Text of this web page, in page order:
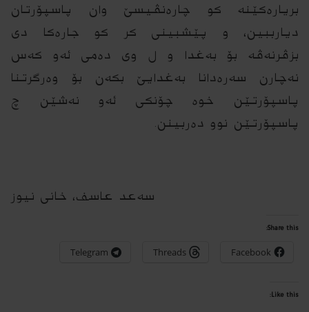
بریارەکێنە کو چارەنڤیسێ وان پاسپۆرتان
دیارببین، و پێشبینی کر کو جارەکا دی
بزڤرنەڤە بۆ بەغدا و ل وی دەمی ئەو کەس
نەچارن سەرەدانا بەغدایێ بکەن بۆ وەرگرتنا
پاسپۆرتێن خوه‌ چۆنکی ئەو نەشێن چ
پاسپۆرتێن نوو دەربینن.
سەعد عاسف، خانی نیوز
Share this:
Facebook
Threads
Telegram
Like this: